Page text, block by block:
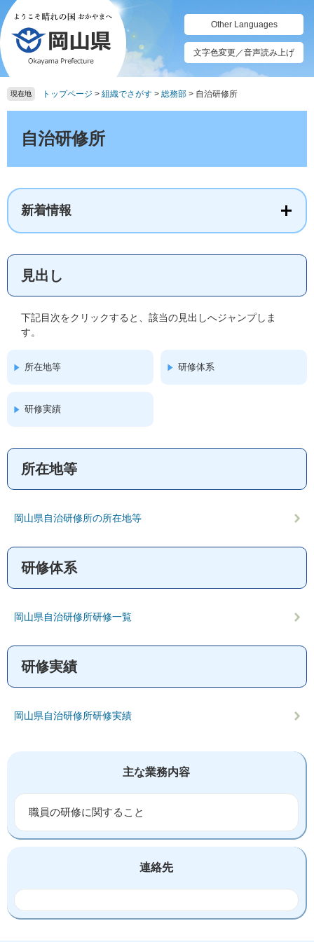
ペ
ー
ジ
の
先
頭
す。
メ
ニ
ュ
ー
を
飛
し
へ
Other Languages
文字色変更／音声読み上げ
現在地 トップページ > 組織でさがす > 総務部 > 自治研修所
自治研修所
新着情報
見出し
下記目次をクリックすると、該当の見出しへジャンプしま
す。
所在地等 研修体系
研修実績
所在地等
岡山県自治研修所の所在地等
研修体系
岡山県自治研修所研修一覧
研修実績
岡山県自治研修所研修実績
主な業務内容
職員の研修に関すること
連絡先